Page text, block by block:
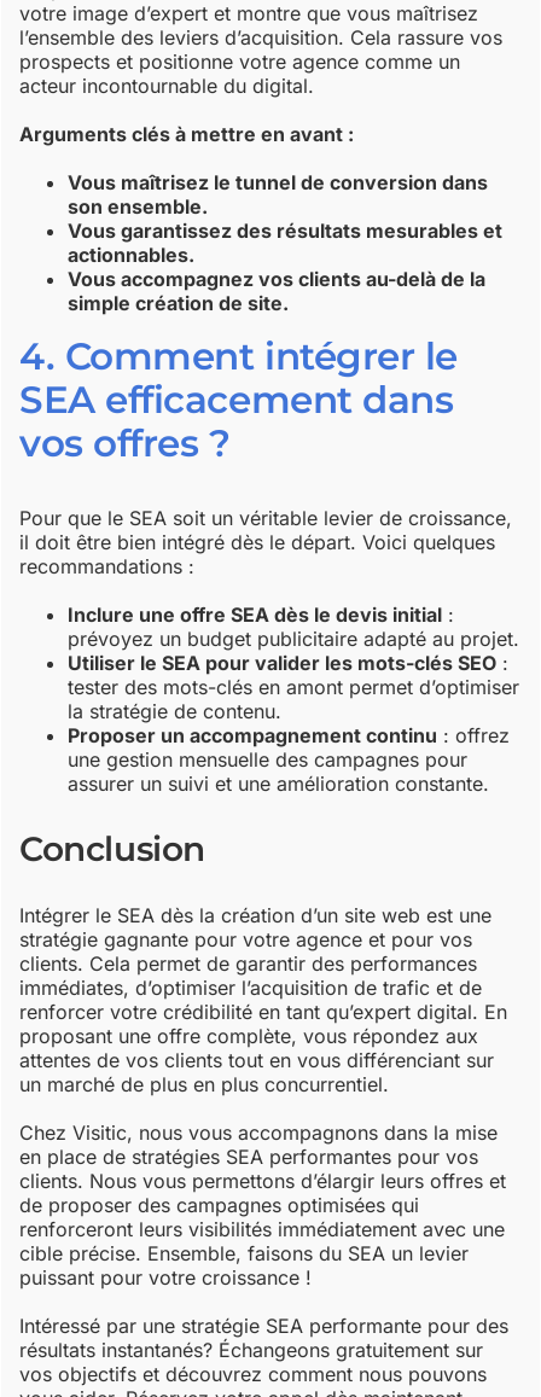
votre image d’expert et montre que vous maîtrisez
l’ensemble des leviers d’acquisition. Cela rassure vos
prospects et positionne votre agence comme un
acteur incontournable du digital.
Arguments clés à mettre en avant :
Vous maîtrisez le tunnel de conversion dans
son ensemble.
Vous garantissez des résultats mesurables et
actionnables.
Vous accompagnez vos clients au-delà de la
simple création de site.
4. Comment intégrer le
SEA efficacement dans
vos offres ?
Pour que le SEA soit un véritable levier de croissance,
il doit être bien intégré dès le départ. Voici quelques
recommandations :
Inclure une offre SEA dès le devis initial :
prévoyez un budget publicitaire adapté au projet.
Utiliser le SEA pour valider les mots-clés SEO :
tester des mots-clés en amont permet d’optimiser
la stratégie de contenu.
Proposer un accompagnement continu : offrez
une gestion mensuelle des campagnes pour
assurer un suivi et une amélioration constante.
Conclusion
Intégrer le SEA dès la création d’un site web est une
stratégie gagnante pour votre agence et pour vos
clients. Cela permet de garantir des performances
immédiates, d’optimiser l’acquisition de trafic et de
renforcer votre crédibilité en tant qu’expert digital. En
proposant une offre complète, vous répondez aux
attentes de vos clients tout en vous différenciant sur
un marché de plus en plus concurrentiel.
Chez Visitic, nous vous accompagnons dans la mise
en place de stratégies SEA performantes pour vos
clients. Nous vous permettons d’élargir leurs offres et
de proposer des campagnes optimisées qui
renforceront leurs visibilités immédiatement avec une
cible précise. Ensemble, faisons du SEA un levier
puissant pour votre croissance !
Intéressé par une stratégie SEA performante pour des
résultats instantanés? Échangeons gratuitement sur
vos objectifs et découvrez comment nous pouvons